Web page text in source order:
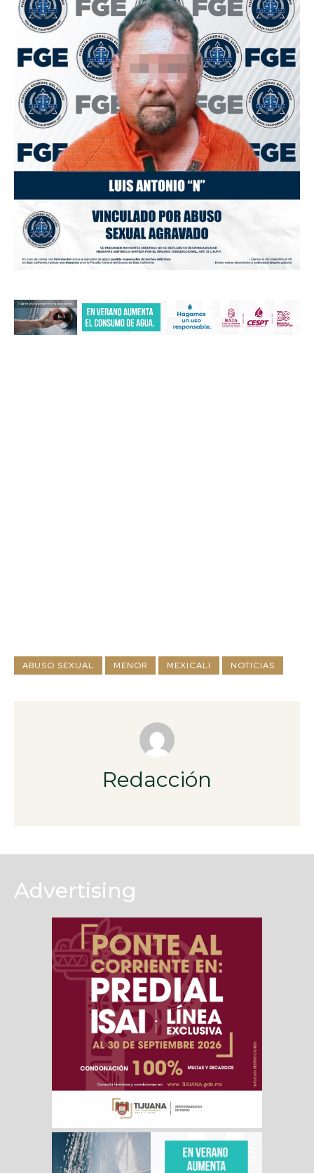
ABUSO SEXUAL MENOR MEXICALI NOTICIAS
Redacción
Advertising